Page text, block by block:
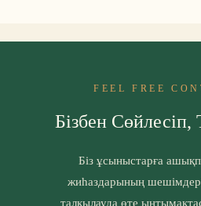
FEEL FREE
Бізбен
Біз ұсыныстарға
жиһаздарының
талқылауда өте